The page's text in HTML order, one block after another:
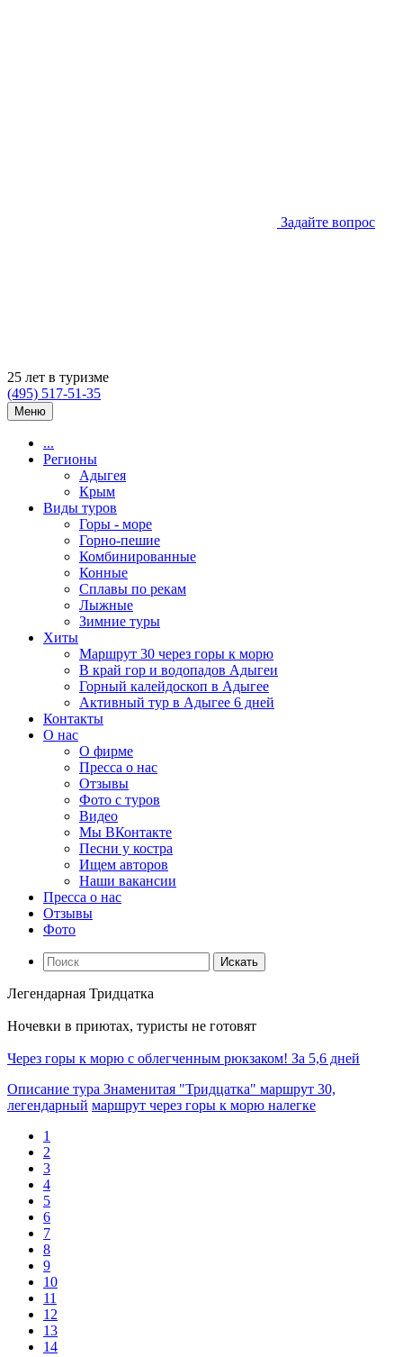
Задайте вопрос
25 лет в туризме
(495) 517-51-35
Меню
...
Регионы
Адыгея
Крым
Виды туров
Горы - море
Горно-пешие
Комбинированные
Конные
Сплавы по рекам
Лыжные
Зимние туры
Хиты
Маршрут 30 через горы к морю
В край гор и водопадов Адыгеи
Горный калейдоскоп в Адыгее
Активный тур в Адыгее 6 дней
Контакты
О нас
О фирме
Пресса о нас
Отзывы
Фото с туров
Видео
Мы ВКонтакте
Песни у костра
Ищем авторов
Наши вакансии
Пресса о нас
Отзывы
Фото
Искать
Легендарная Тридцатка
Ночевки в приютах, туристы не готовят
Через горы к морю с облегченным рюкзаком! За 5,6 дней
Описание тура Знаменитая "Тридцатка" маршрут 30,
легендарный маршрут через горы к морю налегке
1
2
3
4
5
6
7
8
9
10
11
12
13
14